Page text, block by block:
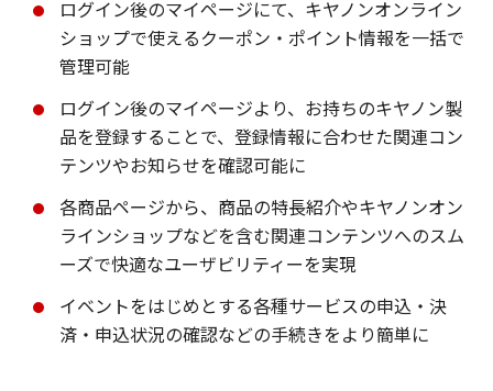
ログイン後のマイページにて、キヤノンオンライン
ショップで使えるクーポン・ポイント情報を一括で
管理可能
ログイン後のマイページより、お持ちのキヤノン製
品を登録することで、登録情報に合わせた関連コン
テンツやお知らせを確認可能に
各商品ページから、商品の特長紹介やキヤノンオン
ラインショップなどを含む関連コンテンツへのスム
ーズで快適なユーザビリティーを実現
イベントをはじめとする各種サービスの申込・決
済・申込状況の確認などの手続きをより簡単に